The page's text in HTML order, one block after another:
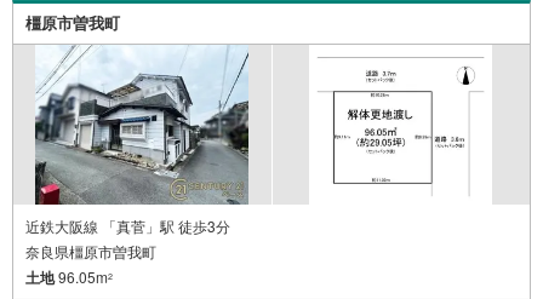
橿原市曽我町
近鉄大阪線 「真菅」駅 徒歩3分
奈良県橿原市曽我町
土地96.05m2